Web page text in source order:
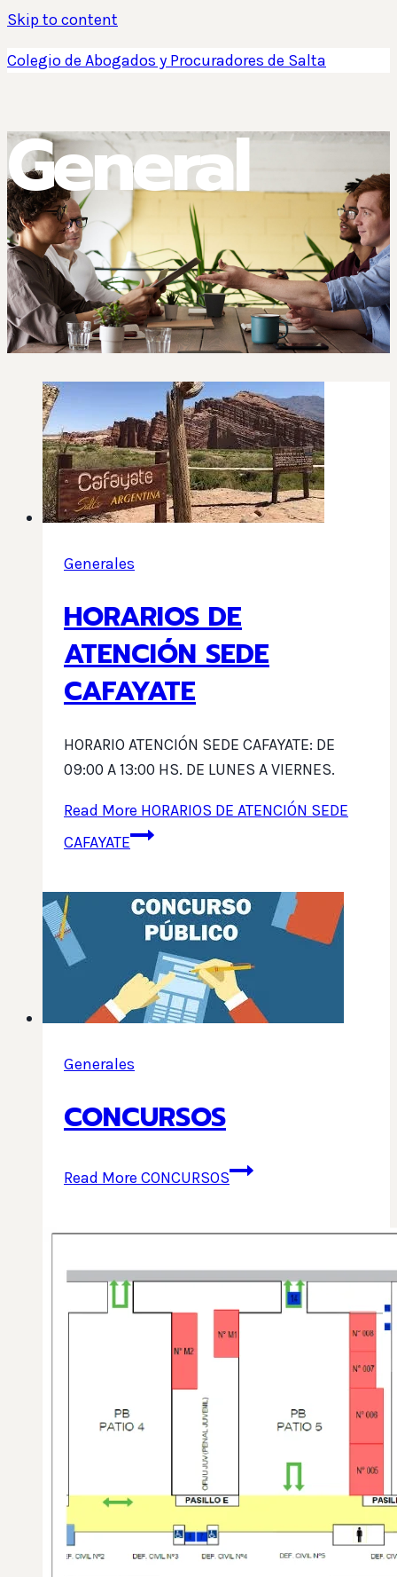
Skip to content
Colegio de Abogados y Procuradores de Salta
General
Generales
HORARIOS DE
ATENCIÓN SEDE
CAFAYATE
HORARIO ATENCIÓN SEDE CAFAYATE: DE
09:00 A 13:00 HS. DE LUNES A VIERNES.
Read More HORARIOS DE ATENCIÓN SEDE
CAFAYATE
Generales
CONCURSOS
Read More CONCURSOS